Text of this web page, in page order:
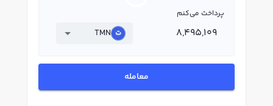
پرداخت می‌کنم
TMN
معامله